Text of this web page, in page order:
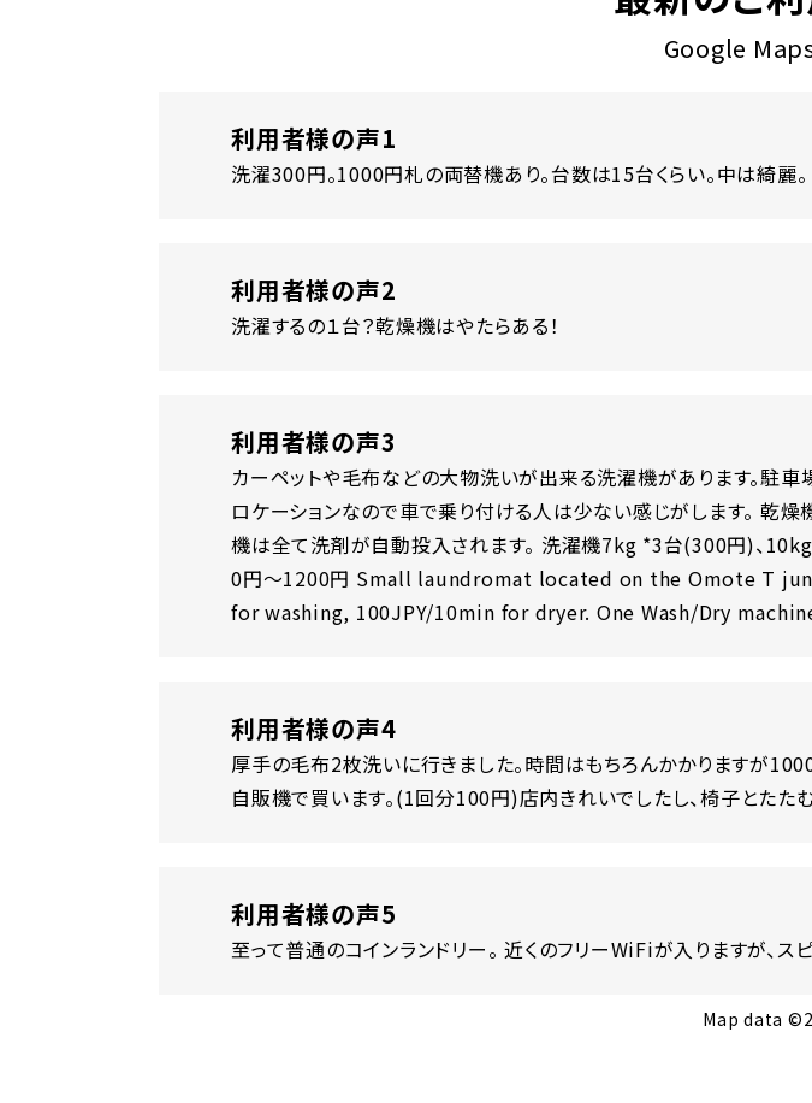
Google
利用者様の声1
洗濯300円。1000円札の両替機あり。台数は15台くらい。中は綺麗。
利用者様の声2
洗濯するの１台？乾燥機はやたらある！
利用者様の声3
カーペットや毛布などの大物洗いが出来る洗濯機があります。駐
ロケーションなので車で乗り付ける人は少ない感じがします。 乾
機は全て洗剤が自動投入されます。 洗濯機7kg *3台(300円)
0円〜1200円 Small laundromat located on the Omote T
for washing, 100JPY/10min for dryer. One Wash/Dry
利用者様の声4
厚手の毛布2枚洗いに行きました。時間はもちろんかかりますが
自販機で買います。(1回分100円)店内きれいでしたし、椅子とたたむ
利用者様の声5
至って普通のコインランドリー。 近くのフリーWiFiが入りますが、ス
Map data